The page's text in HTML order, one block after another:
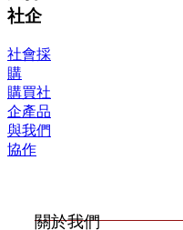
社企
社會採
購
購買社
企產品
與我們
協作
關於我們